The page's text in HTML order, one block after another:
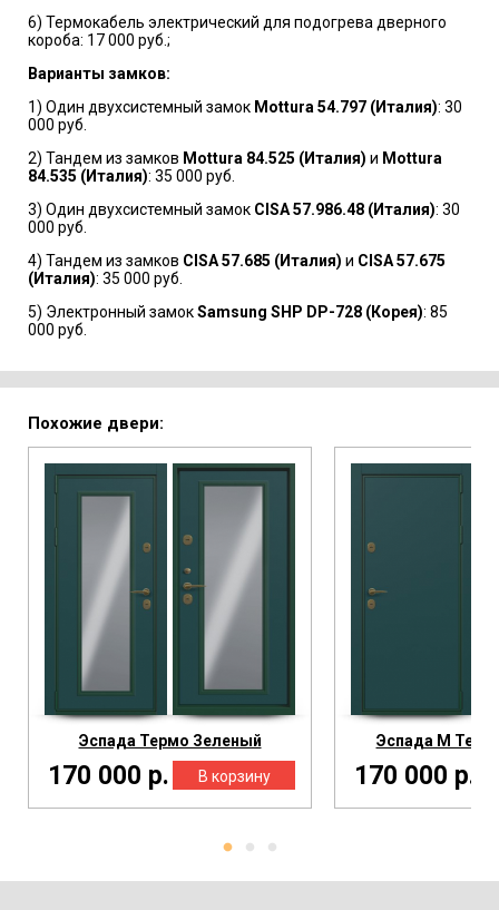
6) Термокабель электрический для подогрева дверного
короба: 17 000 руб.;
Варианты замков:
1) Один двухсистемный замок Mottura 54.797 (Италия): 30
000 руб.
2) Тандем из замков Mottura 84.525 (Италия) и Mottura
84.535 (Италия): 35 000 руб.
3) Один двухсистемный замок CISA 57.986.48 (Италия): 30
000 руб.
4) Тандем из замков CISA 57.685 (Италия) и CISA 57.675
(Италия): 35 000 руб.
5) Электронный замокSamsung SHP DP-728 (Корея): 85
000 руб.
Похожие двери:
Эспада Термо Зеленый
170 000 р.
Эспада М
170 000 р.